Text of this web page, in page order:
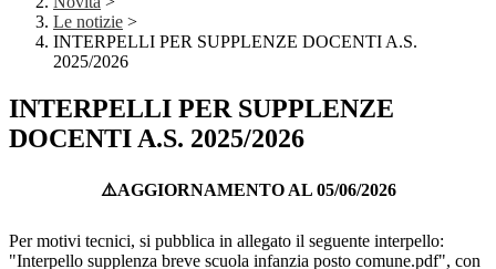
Le notizie >
INTERPELLI PER SUPPLENZE DOCENTI A.S.
2025/2026
INTERPELLI PER SUPPLENZE
DOCENTI A.S. 2025/2026
⚠️AGGIORNAMENTO AL 05/06/2026
Per motivi tecnici, si pubblica in allegato il seguente interpello:
"Interpello supplenza breve scuola infanzia posto comune.pdf", con